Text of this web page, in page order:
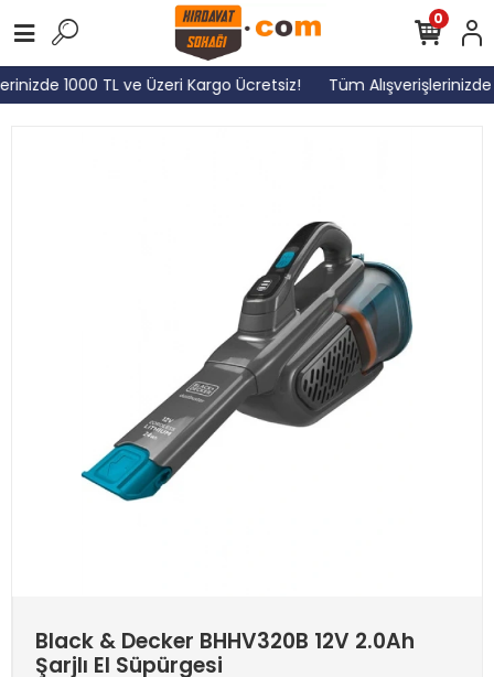
1000 TL ve Üzeri Kargo Ücretsiz! Tüm
0
Black & Decker BHHV320B 12V 2.0Ah
Şarjlı El Süpürgesi